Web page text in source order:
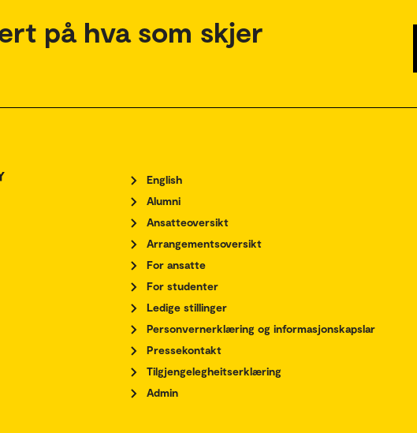
på hva som skjer
English
Alumni
Ansatteoversikt
Arrangementsoversikt
For ansatte
For studenter
Ledige stillinger
Personvernerklæring og informasjonskapslar
Pressekontakt
Tilgjengelegheitserklæring
Admin